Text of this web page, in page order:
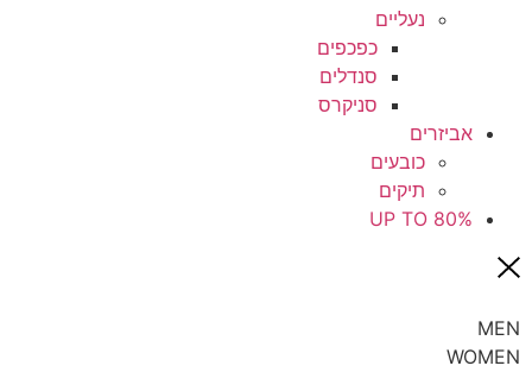
נעליים
כפכפים
סנדלים
סניקרס
אביזרים
כובעים
תיקים
UP TO 80%
MEN
WOMEN